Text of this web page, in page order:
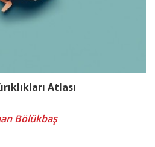
Atlası
Bölükbaş